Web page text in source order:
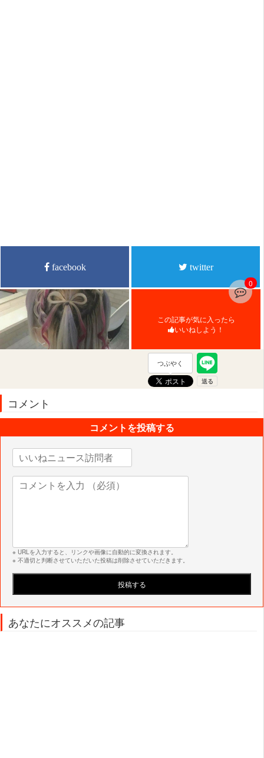
facebook twitter
この記事が気に入ったら
いいねしよう！
つぶやく
コメント
0
コメントを投稿する
※ URLを入力すると、リンクや画像に自動的に変換されます。
※ 不適切と判断させていただいた投稿は削除させていただきます。
あなたにオススメの記事